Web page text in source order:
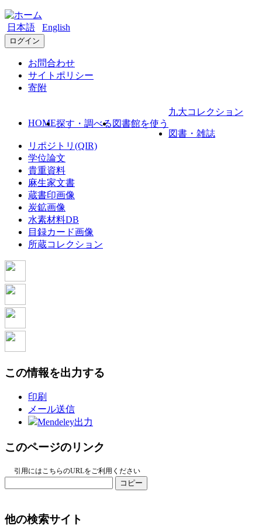
日本語 English
ログイン
お問合わせ
サイトポリシー
寄附
HOME探す・調べる 図書館を使う
九大コレクション
図書・雑誌
リポジトリ(QIR)
学位論文
貴重資料
麻生家文書
蔵書印画像
炭鉱画像
水素材料DB
目録カード画像
所蔵コレクション
この情報を出力する
印刷
メール送信
Mendeley出力
このページのリンク
引用にはこちらのURLをご利用ください
コピー
他の検索サイト